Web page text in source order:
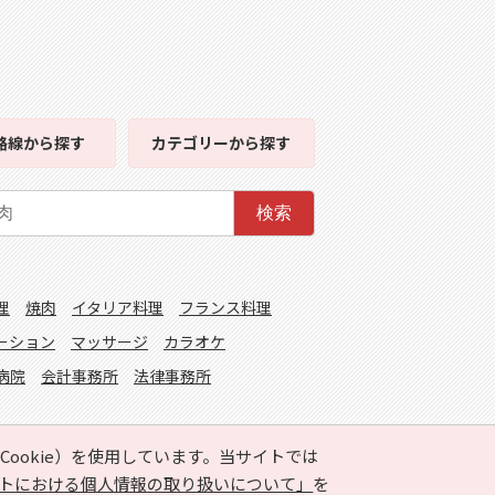
）を使用しています。当サイトでは
における個人情報の取り扱いについて」 を
線から探す カテゴリーから探す
検索
焼肉 イタリア料理
フランス料理
ション マッサージ
カラオケ
院 会計事務所 法律事務所